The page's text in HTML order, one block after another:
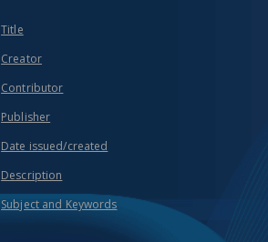
Title
Creator
Contributor
Publisher
Date issued/created
Description
Subject and Keywords